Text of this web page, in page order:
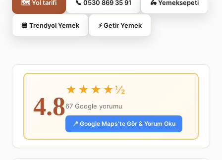
🗺️ Yol tarifi 📞 0530 869 35 91 🛵 Yemeksepeti
🍔 Trendyol Yemek ⚡ Getir Yemek
4.8
★★★★½
67 Google yorumu
📍 Google Maps'te Gör & Yorum Oku